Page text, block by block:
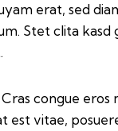
erat, sed
Stet clita
congue
est vitae,